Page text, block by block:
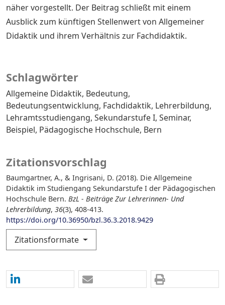
Schlagwörter
Allgemeine Didaktik Bedeutung
Bedeutungsentwicklung Fachdidaktik Lehrerbildung
Lehramtsstudiengang Sekundarstufe I Seminar
Beispiel Pädagogische Hochschule Bern
Zitationsvorschlag
Baumgartner, A., & Ingrisani, D. (2018). Die Allgemeine
Didaktik im Studiengang Sekundarstufe I der Pädagogischen
Hochschule Bern. BzL - Beiträge Zur Lehrerinnen- Und
Lehrerbildung, 36(3), 408-413.
https://doi.org/10.36950/bzl.36.3.2018.9429
Zitationsformate
näher vorgestellt. Der Beitrag schließt mit einem
Ausblick zum künftigen Stellenwert von Allgemeiner
Didaktik und ihrem Verhältnis zur Fachdidaktik.